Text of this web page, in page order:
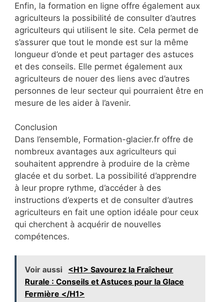
Enfin, la formation en ligne offre également aux
agriculteurs la possibilité de consulter d’autres
agriculteurs qui utilisent le site. Cela permet de
s’assurer que tout le monde est sur la même
longueur d’onde et peut partager des astuces
et des conseils. Elle permet également aux
agriculteurs de nouer des liens avec d’autres
personnes de leur secteur qui pourraient être en
mesure de les aider à l’avenir.
Conclusion
Dans l’ensemble, Formation-glacier.fr offre de
nombreux avantages aux agriculteurs qui
souhaitent apprendre à produire de la crème
glacée et du sorbet. La possibilité d’apprendre
à leur propre rythme, d’accéder à des
instructions d’experts et de consulter d’autres
agriculteurs en fait une option idéale pour ceux
qui cherchent à acquérir de nouvelles
compétences.
Voir aussi
<H1> Savourez la Fraîcheur
Rurale : Conseils et Astuces pour la Glace
Fermière </H1>